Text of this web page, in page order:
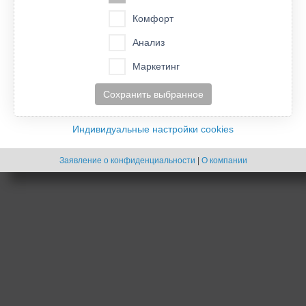
Комфорт
Анализ
Маркетинг
Сохранить выбранное
Индивидуальные настройки cookies
Заявление о конфиденциальности О компании